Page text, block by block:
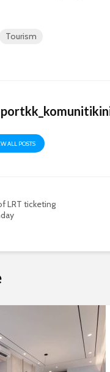
Tourism
ALL POSTS
LRT ticketing